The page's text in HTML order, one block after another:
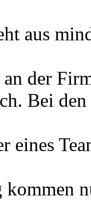
aus
an der
Bei
eines
kommen